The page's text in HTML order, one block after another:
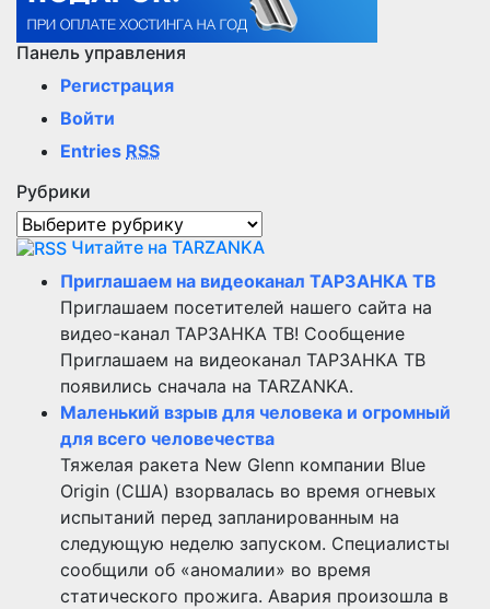
Панель управления
Регистрация
Войти
Entries RSS
Рубрики
Рубрики
Читайте на TARZANKA
Приглашаем на видеоканал ТАРЗАНКА ТВ
Приглашаем посетителей нашего сайта на
видео-канал ТАРЗАНКА ТВ! Сообщение
Приглашаем на видеоканал ТАРЗАНКА ТВ
появились сначала на TARZANKA.
Маленький взрыв для человека и огромный
для всего человечества
Тяжелая ракета New Glenn компании Blue
Origin (США) взорвалась во время огневых
испытаний перед запланированным на
следующую неделю запуском. Специалисты
сообщили об «аномалии» во время
статического прожига. Авария произошла в